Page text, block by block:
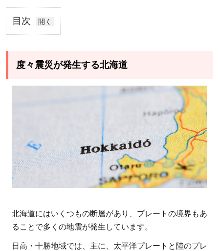
目次
1
震災
生す
に
北
海
道
度々震災が発生する北海道
北海道にはいくつもの断層があり、プレートの境界もあ
ることで多くの地震が発生しています。
日高・十勝地域では、主に、太平洋プレートと陸のプレ